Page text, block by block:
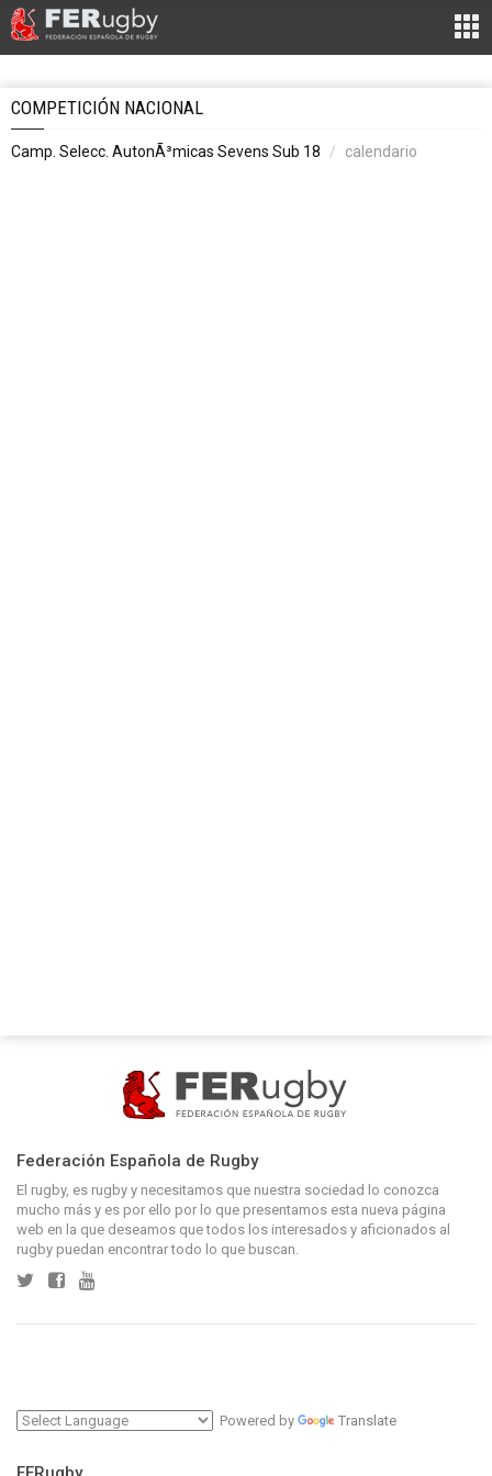
COMPETICIÓN NACIONAL
Camp. Selecc. AutonÃ³micas Sevens Sub 18 calendario
Federación Española de Rugby
El rugby, es rugby y necesitamos que nuestra sociedad lo conozca
mucho más y es por ello por lo que presentamos esta nueva página
web en la que deseamos que todos los interesados y aficionados al
rugby puedan encontrar todo lo que buscan.
Powered by Translate